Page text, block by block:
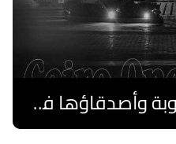
ليلة غنائية لـ نيفين علوبة وأصدقاؤها فى صيف الأوبرا 2026 على المكشوف